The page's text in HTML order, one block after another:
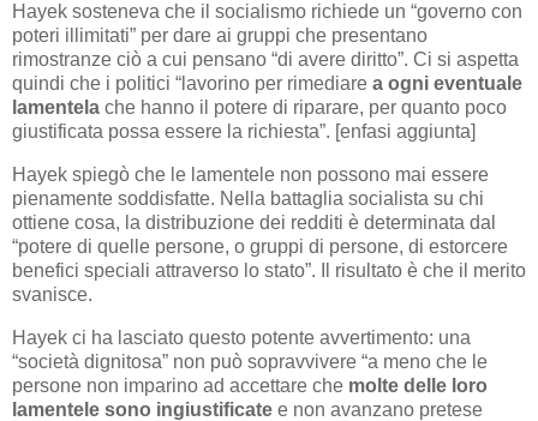
Hayek sosteneva che il socialismo richiede un “governo con
poteri illimitati” per dare ai gruppi che presentano
rimostranze ciò a cui pensano “di avere diritto”. Ci si aspetta
quindi che i politici “lavorino per rimediare a ogni eventuale
lamentela che hanno il potere di riparare, per quanto poco
giustificata possa essere la richiesta”. [enfasi aggiunta]
Hayek spiegò che le lamentele non possono mai essere
pienamente soddisfatte. Nella battaglia socialista su chi
ottiene cosa, la distribuzione dei redditi è determinata dal
“potere di quelle persone, o gruppi di persone, di estorcere
benefici speciali attraverso lo stato”. Il risultato è che il merito
svanisce.
Hayek ci ha lasciato questo potente avvertimento: una
“società dignitosa” non può sopravvivere “a meno che le
persone non imparino ad accettare che molte delle loro
lamentele sono ingiustificate e non avanzano pretese